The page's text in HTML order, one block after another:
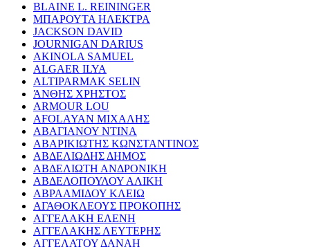
BLAINE L. REININGER
ΜΠΑΡΟΥΤΑ ΗΛΕΚΤΡΑ
JACKSON DAVID
JOURNIGAN DARIUS
AKINOLA SAMUEL
ALGAER ILYA
ALTIPARMAK SELIN
ΆΝΘΗΣ ΧΡΗΣΤΟΣ
ARMOUR LOU
AFOLAYAN ΜΙΧΑΛΗΣ
ΑΒΑΓΙΑΝΟΥ ΝΤΙΝΑ
ΑΒΑΡΙΚΙΩΤΗΣ ΚΩΝΣΤΑΝΤΙΝΟΣ
ΑΒΔΕΛΙΩΔΗΣ ΔΗΜΟΣ
ΑΒΔΕΛΙΩΤΗ ΑΝΔΡΟΝΙΚΗ
ΑΒΔΕΛΟΠΟΥΛΟΥ ΑΛΙΚΗ
ΑΒΡΑΑΜΙΔΟΥ ΚΛΕΙΩ
ΑΓΑΘΟΚΛΕΟΥΣ ΠΡΟΚΟΠΗΣ
ΑΓΓΕΛΑΚΗ ΕΛΕΝΗ
ΑΓΓΕΛΑΚΗΣ ΛΕΥΤΕΡΗΣ
ΑΓΓΕΛΑΤΟΥ ΔΑΝΑΗ